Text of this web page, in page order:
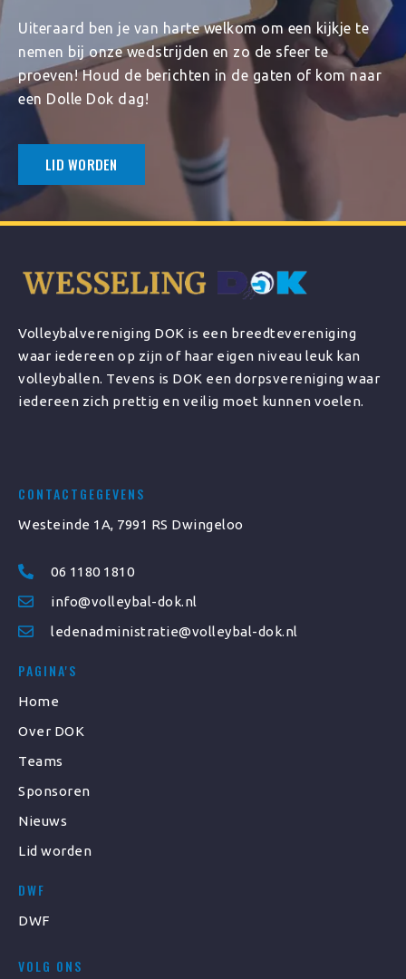
Uiteraard ben je van harte welkom om een kijkje te
nemen bij onze wedstrijden en zo de sfeer te
proeven! Houd de berichten in de gaten of kom naar
een Dolle Dok dag!
LID WORDEN
Volleybalvereniging DOK is een breedtevereniging
waar iedereen op zijn of haar eigen niveau leuk kan
volleyballen. Tevens is DOK een dorpsvereniging waar
iedereen zich prettig en veilig moet kunnen voelen.
CONTACTGEGEVENS
Westeinde 1A, 7991 RS Dwingeloo
06 1180 1810
info@volleybal-dok.nl
ledenadministratie@volleybal-dok.nl
PAGINA'S
Home
Over DOK
Teams
Sponsoren
Nieuws
Lid worden
DWF
DWF
VOLG ONS